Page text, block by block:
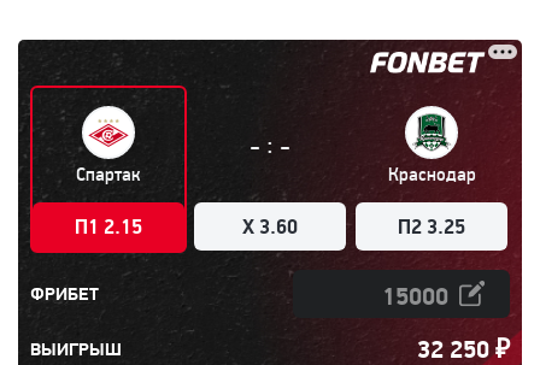
Спартак
П1 2.15
- : -
X 3.60
Краснодар
П2 3.25
ФРИБЕТ
ВЫИГРЫШ 32 250₽